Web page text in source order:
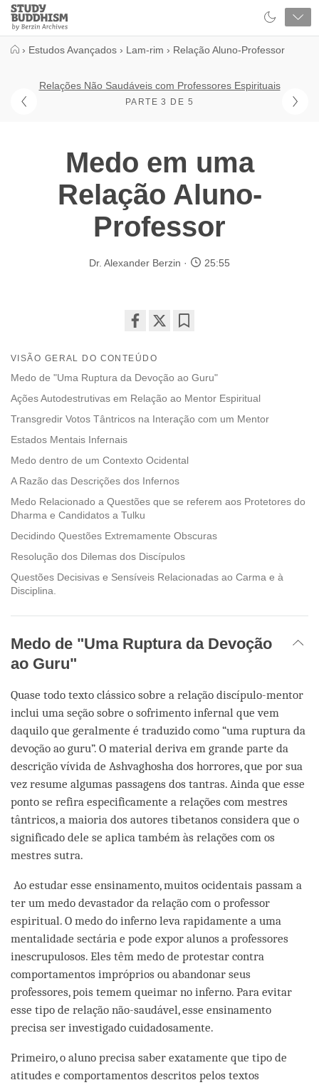
Close
Study
Buddhism
› Estudos Avançados › Lam-rim › Relação Aluno-Professor
Relações Não Saudáveis com Professores Espirituais
PARTE 3 DE 5
Medo em uma
Relação Aluno-
Professor
Dr. Alexander Berzin 25:55
on
facebook
VISÃO GERAL DO CONTEÚDO
Medo de "Uma Ruptura da Devoção ao Guru"
Ações Autodestrutivas em Relação ao Mentor Espiritual
Transgredir Votos Tântricos na Interação com um Mentor
Estados Mentais Infernais
Medo dentro de um Contexto Ocidental
A Razão das Descrições dos Infernos
Medo Relacionado a Questões que se referem aos Protetores do
Dharma e Candidatos a Tulku
Decidindo Questões Extremamente Obscuras
Resolução dos Dilemas dos Discípulos
Questões Decisivas e Sensíveis Relacionadas ao Carma e à
Disciplina.
Medo de "Uma Ruptura da Devoção
ao Guru"
Quase todo texto clássico sobre a relação discípulo-mentor
inclui uma seção sobre o sofrimento infernal que vem
daquilo que geralmente é traduzido como “uma ruptura da
devoção ao guru”. O material deriva em grande parte da
descrição vívida de Ashvaghosha dos horrores, que por sua
vez resume algumas passagens dos tantras. Ainda que esse
ponto se refira especificamente a relações com mestres
tântricos, a maioria dos autores tibetanos considera que o
significado dele se aplica também às relações com os
mestres sutra.
Ao estudar esse ensinamento, muitos ocidentais passam a
ter um medo devastador da relação com o professor
espiritual. O medo do inferno leva rapidamente a uma
mentalidade sectária e pode expor alunos a professores
inescrupulosos. Eles têm medo de protestar contra
comportamentos impróprios ou abandonar seus
professores, pois temem queimar no inferno. Para evitar
esse tipo de relação não-saudável, esse ensinamento
precisa ser investigado cuidadosamente.
Primeiro, o aluno precisa saber exatamente que tipo de
atitudes e comportamentos descritos pelos textos